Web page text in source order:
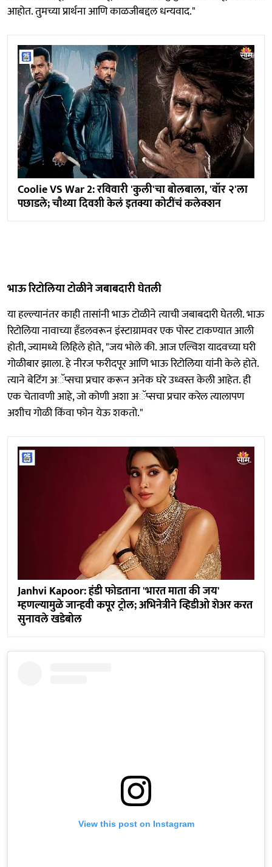
आहोत. तुमच्या प्रार्थना आणि काळजीबद्दल धन्यवाद."
Coolie VS War 2: रविवारी 'कुली'चा बोलबाला, 'वॉर २'ला
पछाडले; चौथ्या दिवशी केलं इतक्या कोटींचं कलेक्शन
भाऊ रिटोलिया टोळीने जबाबदारी घेतली
या हल्ल्यानंतर काही तासांनी भाऊ टोळीने त्याची जबाबदारी घेतली. भाऊ
रिटोलिया नावाच्या हँडलवरून इंस्टाग्रामवर एक पोस्ट टाकण्यात आली
होती, ज्यामध्ये लिहिले होते, "जय भोले की. आज एल्विश यादवच्या घरी
गोळीबार झाला. हे नीरज फरीदपूर आणि भाऊ रिटोलिया यांनी केले होते.
त्याने बेटिंग अॅप्सचा प्रचार करून अनेक घरे उध्वस्त केली आहेत. ही
एक चेतावणी आहे, जो कोणी अशा अॅप्सचा प्रचार करेल त्यालापण
अशीच गोळी किंवा फोन येऊ शकतो."
Janhvi Kapoor: हंडी फोडताना 'भारत माता की जय'
म्हणल्यामुळे जान्हवी कपूर ट्रोल; अभिनेत्रीने व्हिडीओ शेअर करत
सुनावले खडेबोल
View this post on Instagram